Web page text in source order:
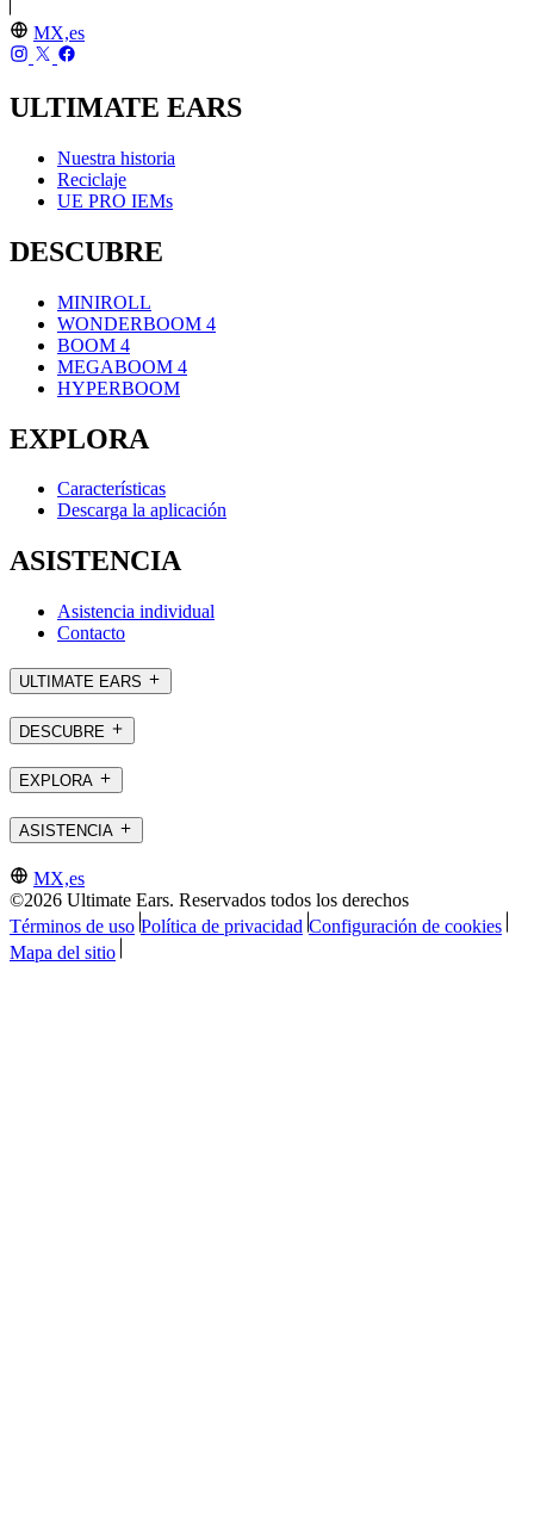
MX,es
ULTIMATE EARS
Nuestra historia
Reciclaje
UE PRO IEMs
DESCUBRE
MINIROLL
WONDERBOOM 4
BOOM 4
MEGABOOM 4
HYPERBOOM
EXPLORA
Características
Descarga la aplicación
ASISTENCIA
Asistencia individual
Contacto
ULTIMATE EARS
DESCUBRE
EXPLORA
ASISTENCIA
MX,es
©2026 Ultimate Ears. Reservados todos los derechos
Términos de uso Política de privacidad Configuración de cookies
Mapa del sitio